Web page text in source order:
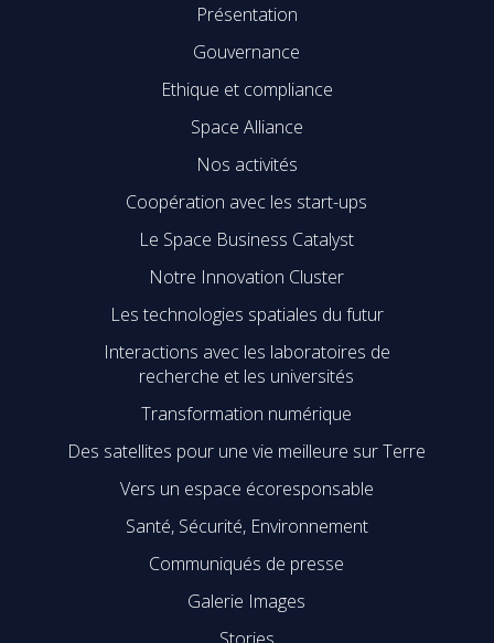
Présentation
Gouvernance
Ethique et compliance
Space Alliance
Nos activités
Coopération avec les start-ups
Le Space Business Catalyst
Notre Innovation Cluster
Les technologies spatiales du futur
Interactions avec les laboratoires de
recherche et les universités
Transformation numérique
Des satellites pour une vie meilleure sur Terre
Vers un espace écoresponsable
Santé, Sécurité, Environnement
Communiqués de presse
Galerie Images